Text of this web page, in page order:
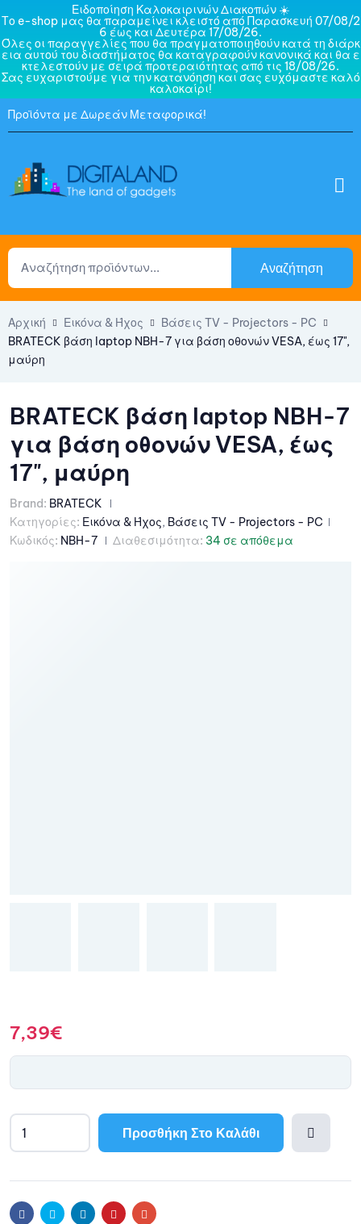
Ειδοποίηση Καλοκαιρινών Διακοπών ☀️
Το e-shop μας θα παραμείνει κλειστό από Παρασκευή 07/08/2
6 έως και Δευτέρα 17/08/26.
Όλες οι παραγγελίες που θα πραγματοποιηθούν κατά τη διάρκ
εια αυτού του διαστήματος θα καταγραφούν κανονικά και θα ε
κτελεστούν με σειρά προτεραιότητας από τις 18/08/26.
Σας ευχαριστούμε για την κατανόηση και σας ευχόμαστε καλό
καλοκαίρι!
Προϊόντα με Δωρεάν Μεταφορικά!
Αναζήτηση
Αρχική Εικόνα & Ήχος
Βάσεις TV - Projectors - PC
BRATECK βάση laptop NBH-7 για βάση οθονών VESA, έως 17",
μαύρη
BRATECK βάση laptop NBH-7
για βάση οθονών VESA, έως
17", μαύρη
Brand: BRATECK
Κατηγορίες: Εικόνα & Ήχος, Βάσεις TV - Projectors - PC
Κωδικός: NBH-7 Διαθεσιμότητα: 34 σε απόθεμα
7,39€
Προσθήκη Στο Καλάθι
r
FacebookTwitter LinkedinPinterestEmail